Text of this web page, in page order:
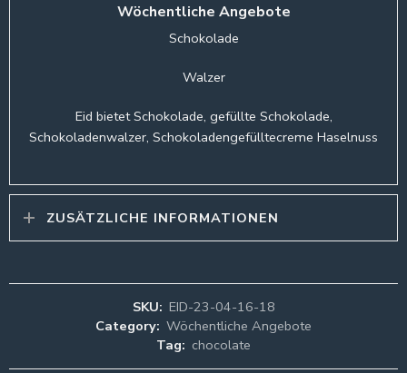
Wöchentliche Angebote
Schokolade
Walzer
Eid bietet Schokolade, gefüllte Schokolade,
Schokoladenwalzer, Schokoladengefülltecreme Haselnuss
ZUSÄTZLICHE INFORMATIONEN
SKU: EID-23-04-16-18
Category: Wöchentliche Angebote
Tag: chocolate